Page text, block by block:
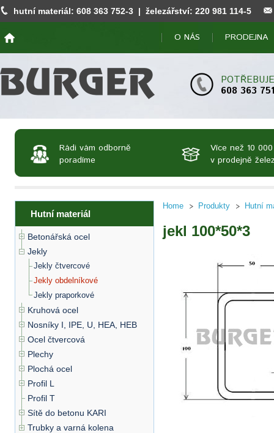
hutní materiál: 608 363 752-3 | železářství: 220 981 114-5
O NÁS PRODEJNA
608 363 751
Rádi vám odborně
poradíme
Více než 10
v prodejně
Hutní materiál
Betonářská ocel
Jekly
Jekly čtvercové
Jekly obdelníkové
Jekly praporkové
Kruhová ocel
Nosníky I, IPE, U, HEA, HEB
Ocel čtvercová
Plechy
Plochá ocel
Profil L
Profil T
Sítě do betonu KARI
Trubky a varná kolena
Home Produkty Hutní
jekl 100*50*3